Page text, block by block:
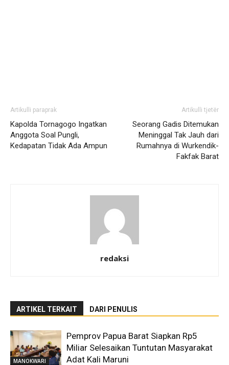
Artikulli paraprak
Kapolda Tornagogo Ingatkan
Anggota Soal Pungli,
Kedapatan Tidak Ada Ampun
Artikulli tjetër
Seorang Gadis Ditemukan
Meninggal Tak Jauh dari
Rumahnya di Wurkendik-
Fakfak Barat
redaksi
ARTIKEL TERKAIT DARI PENULIS
MANOKWARI
Pemprov Papua Barat Siapkan Rp5
Miliar Selesaikan Tuntutan Masyarakat
Adat Kali Maruni